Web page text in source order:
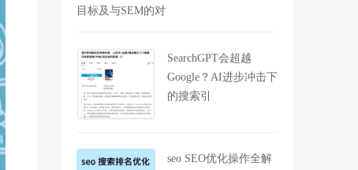
目标及与SEM的对
SearchGPT会超越
Google？AI进步冲击下
的搜索引
seo SEO优化操作全解